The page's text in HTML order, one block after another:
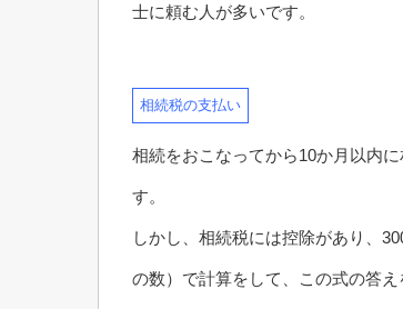
士に頼む人が多いです。
相続税の支払い
相続をおこなってから10か月以内
す。
しかし、相続税には控除があり、
の数）で計算をして、この式の答